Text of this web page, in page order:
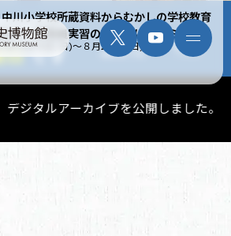
月4日 (土) ～2026年8月23日 (日)
校所蔵資料からむかしの学校教育
芸員実習の大学生によるミニ展示
日( 日)～８月23 日( 日)
デジタルアーカイブを公開しました。
17:00
日です 開館時間・料金 アクセス